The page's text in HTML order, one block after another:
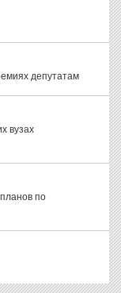
депутатам
вузах
по